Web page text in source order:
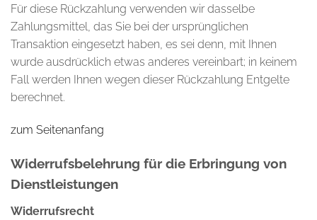
Für diese Rückzahlung verwenden wir dasselbe
Zahlungsmittel, das Sie bei der ursprünglichen
Transaktion eingesetzt haben, es sei denn, mit Ihnen
wurde ausdrücklich etwas anderes vereinbart; in keinem
Fall werden Ihnen wegen dieser Rückzahlung Entgelte
berechnet.
zum Seitenanfang
Widerrufsbelehrung für die Erbringung von
Dienstleistungen
Widerrufsrecht